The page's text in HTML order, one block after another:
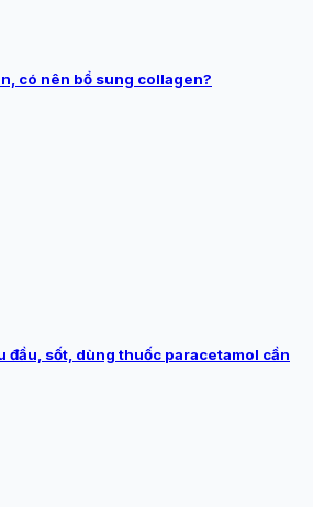
có nên bổ sung collagen?
đầu, sốt, dùng thuốc paracetamol cần